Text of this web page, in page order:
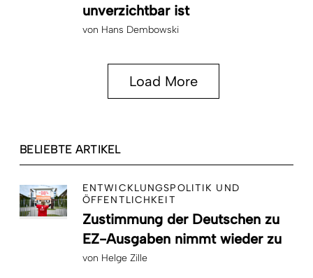
unverzichtbar ist
von Hans Dembowski
Load More
BELIEBTE ARTIKEL
ENTWICKLUNGSPOLITIK UND
ÖFFENTLICHKEIT
Zustimmung der Deutschen zu
EZ-Ausgaben nimmt wieder zu
von Helge Zille